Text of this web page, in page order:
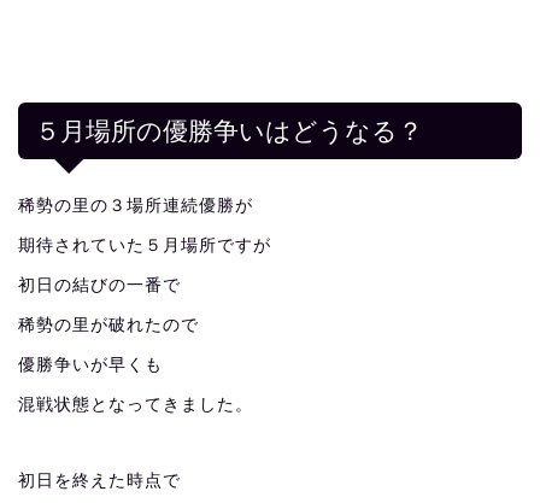
５月場所の優勝争いはどうなる？
稀勢の里の３場所連続優勝が
期待されていた５月場所ですが
初日の結びの一番で
稀勢の里が破れたので
優勝争いが早くも
混戦状態となってきました。
初日を終えた時点で